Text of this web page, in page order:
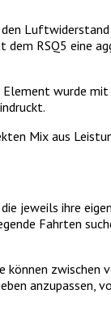
RSQ5 eine
Element wurde
Mix aus
jeweils ihre
Fahrten
zwischen
anzupassen,